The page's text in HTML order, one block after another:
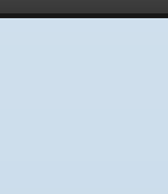
ar rs